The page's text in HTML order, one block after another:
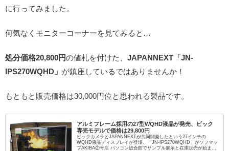
に行ってみました。
何気なくモニターコーナーを見てみると…
処分価格20,800円の値札を付けた、 JAPANNEXT「JN-
IPS270WQHD」 が鎮座しているではありませんか！
もともと販売価格は30,000円位と思われる製品です。
アルミフレーム採用の27型WQHD液晶が発売、ビック
専売モデルで価格は29,800円
ビックカメラとJAPANNEXTが共同開発したという27インチの
WQHD液晶ディスプレイが登場、「JN-IPS270WQHD」がソフマッ
プAKIBA②号店 パソコン総合館でサンプル展示と在庫販売が始まっ